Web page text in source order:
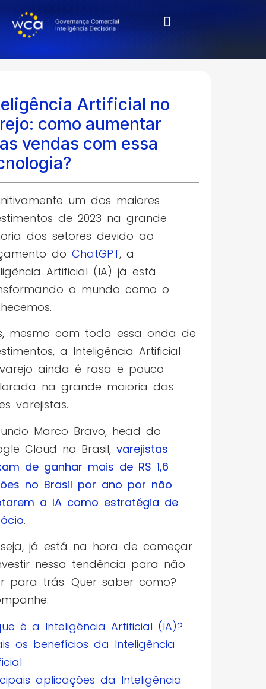
Artificial no
como aumentar
vendas com essa
um dos maiores
de 2023 na grande
dos setores devido ao
do ChatGPT, a
Artificial (IA) já está
o mundo como o
mesmo com toda essa onda de
a Inteligência Artificial
ainda é rasa e pouco
na grande maioria das
varejistas.
Marco Bravo, head do
Cloud no Brasil, varejistas
de ganhar mais de R$ 1,6
no Brasil por ano por não
a IA como estratégia de
.
já está na hora de começar
nessa tendência para não
para trás. Quer saber como?
é a Inteligência Artificial (IA)?
os benefícios da Inteligência
aplicações da Inteligência